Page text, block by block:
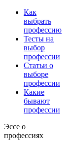
Как
выбрать
профессию
Тесты на
выбор
профессии
Статьи о
выборе
профессии
Какие
бывают
профессии
Эссе о
профессиях